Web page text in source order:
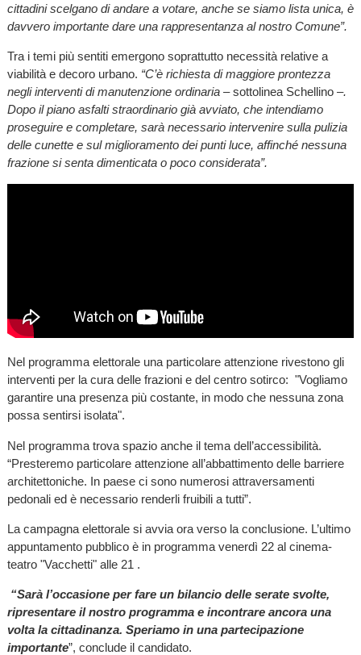
cittadini scelgano di andare a votare, anche se siamo lista unica, è
davvero importante dare una rappresentanza al nostro Comune”.
Tra i temi più sentiti emergono soprattutto necessità relative a
viabilità e decoro urbano. “C’è richiesta di maggiore prontezza
negli interventi di manutenzione ordinaria– sottolinea Schellino–.
Dopo il piano asfalti straordinario già avviato, che intendiamo
proseguire e completare, sarà necessario intervenire sulla pulizia
delle cunette e sul miglioramento dei punti luce, affinché nessuna
frazione si senta dimenticata o poco considerata”.
Nel programma elettorale una particolare attenzione rivestono gli
interventi per la cura delle frazioni e del centro sotirco: "Vogliamo
garantire una presenza più costante, in modo che nessuna zona
possa sentirsi isolata".
Nel programma trova spazio anche il tema dell’accessibilità.
“Presteremo particolare attenzione all’abbattimento delle barriere
architettoniche. In paese ci sono numerosi attraversamenti
pedonali ed è necessario renderli fruibili a tutti”.
La campagna elettorale si avvia ora verso la conclusione. L’ultimo
appuntamento pubblico è in programma venerdì 22 al cinema-
teatro "Vacchetti" alle 21 .
“Sarà l’occasione per fare un bilancio delle serate svolte,
ripresentare il nostro programma e incontrare ancora una
volta la cittadinanza. Speriamo in una partecipazione
importante”, conclude il candidato.